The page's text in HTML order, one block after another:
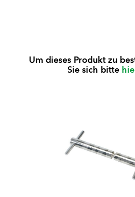
Um dieses Produkt zu
Sie sich bitte